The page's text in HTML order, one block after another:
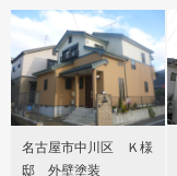
名古屋市中川区 Ｋ様
邸 外壁塗装